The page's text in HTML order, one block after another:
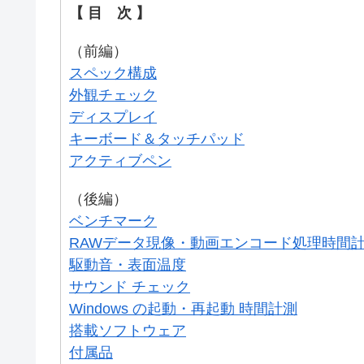
【 目 次 】
（前編）
スペック構成
外観チェック
ディスプレイ
キーボード＆タッチパッド
アクティブペン
（後編）
ベンチマーク
RAWデータ現像・動画エンコード処理時間
駆動音・表面温度
サウンド チェック
Windows の起動・再起動 時間計測
搭載ソフトウェア
付属品